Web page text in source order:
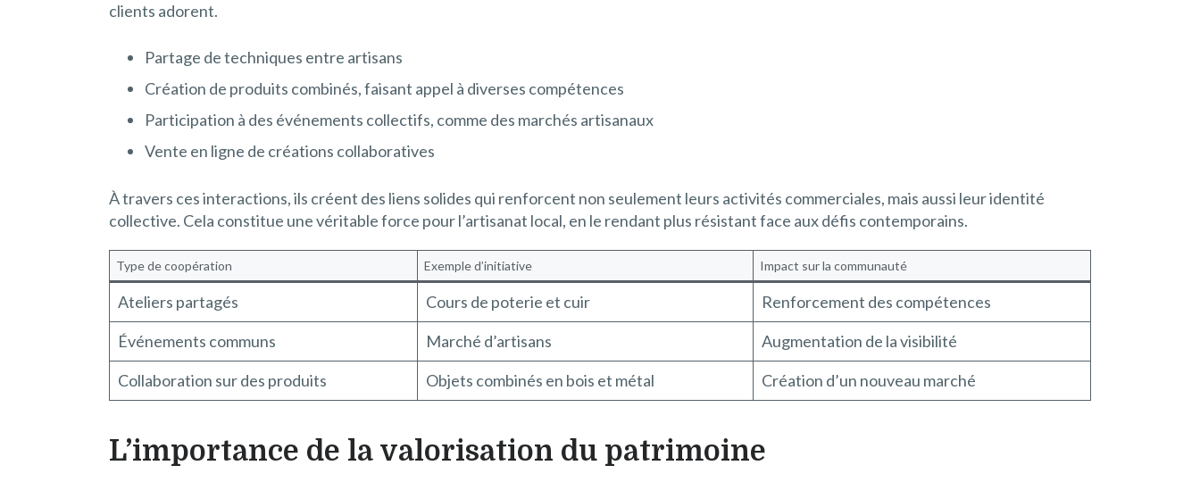
clients adorent.
Partage de techniques entre artisans
Création de produits combinés, faisant appel à diverses compétences
Participation à des événements collectifs, comme des marchés artisanaux
Vente en ligne de créations collaboratives
À travers ces interactions, ils créent des liens solides qui renforcent non seulement leurs activités commerciales, mais aussi leur identité
collective. Cela constitue une véritable force pour l’artisanat local, en le rendant plus résistant face aux défis contemporains.
Type de coopération Exemple d’initiative Impact sur la communauté
Ateliers partagés Cours de poterie et cuir
Renforcement des compétences
Événements communs
Marché d’artisans
Augmentation de la visibilité
Collaboration sur des produits
Objets combinés en bois et métal Création d’un nouveau marché
L’importance de la valorisation du patrimoine